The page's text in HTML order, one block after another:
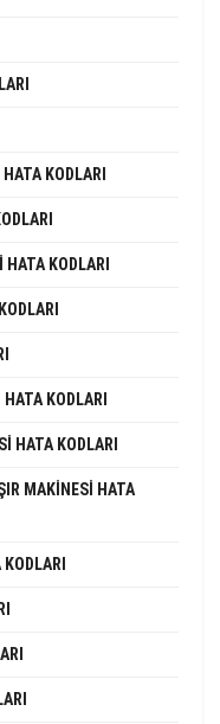
KODLARI
HATA KODLARI
KODLARI
HATA KODLARI
MAKINESI HATA
KODLARI